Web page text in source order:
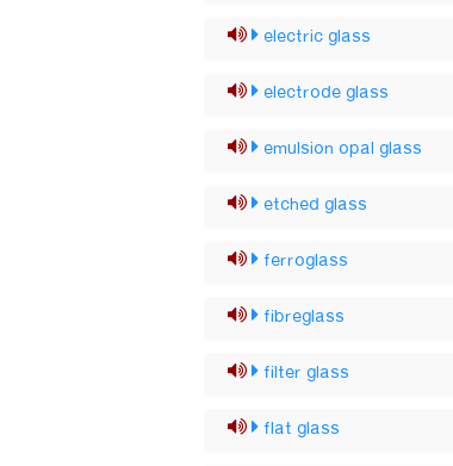
electric glass
electrode glass
emulsion opal glass
etched glass
ferroglass
fibreglass
filter glass
flat glass